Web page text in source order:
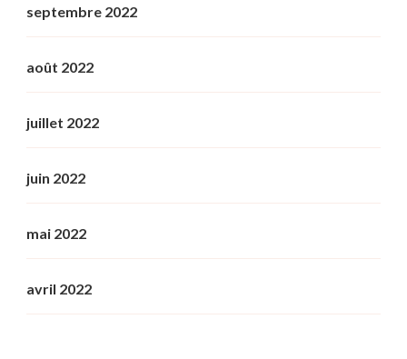
septembre 2022
août 2022
juillet 2022
juin 2022
mai 2022
avril 2022